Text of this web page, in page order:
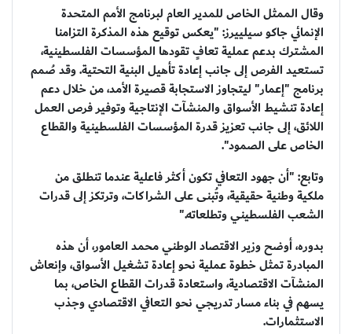
وقال الممثل الخاص للمدير العام لبرنامج الأمم المتحدة
الإنمائي جاكو سيلييرز: "يعكس توقيع هذه المذكرة التزامنا
المشترك بدعم عملية تعافٍ تقودها المؤسسات الفلسطينية،
تستعيد الفرص إلى جانب إعادة تأهيل البنية التحتية. وقد صُمم
برنامج "إعمار" ليتجاوز الاستجابة قصيرة الأمد، من خلال دعم
إعادة تنشيط الأسواق والمنشآت الإنتاجية وتوفير فرص العمل
اللائق، إلى جانب تعزيز قدرة المؤسسات الفلسطينية والقطاع
الخاص على الصمود".
وتابع: "أن جهود التعافي تكون أكثر فاعلية عندما تنطلق من
ملكية وطنية حقيقية، وتُبنى على الشراكات، وترتكز إلى قدرات
الشعب الفلسطيني وتطلعاته."
بدوره، أوضح وزير الاقتصاد الوطني محمد العامور، أن هذه
المبادرة تمثل خطوة عملية نحو إعادة تشغيل الأسواق، وإنعاش
المنشآت الاقتصادية، واستعادة قدرات القطاع الخاص، بما
يسهم في بناء مسار تدريجي نحو التعافي الاقتصادي وجذب
الاستثمارات.